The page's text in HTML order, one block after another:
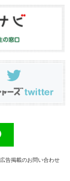
広告掲載のお問い合わせ